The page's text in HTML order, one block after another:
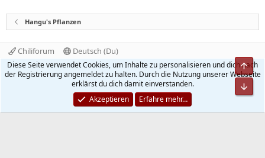
Hangu's Pflanzen
Chiliforum
Deutsch (Du)
Kontakt
Nutzungsbedingungen
Datenschutz
Hilfe und Impressum
Start
R
S
Community platform by XenForo® © 2010-2026 XenForo Ltd.
Quality Add-Ons made withbyWMTech.
Diese Seite verwendet Cookies, um Inhalte zu personalisieren und dich nach
der Registrierung angemeldet zu halten. Durch die Nutzung unserer Webseite
erklärst du dich damit einverstanden.
Akzeptieren
Erfahre mehr…